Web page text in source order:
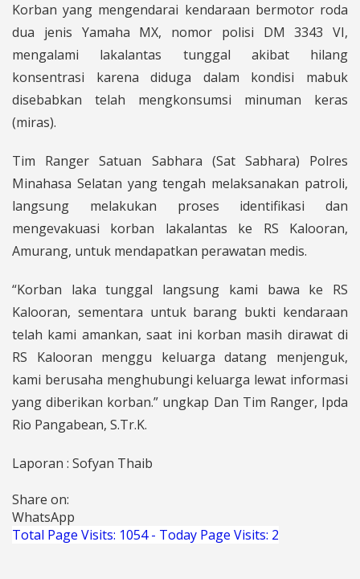
Korban yang mengendarai kendaraan bermotor roda
dua jenis Yamaha MX, nomor polisi DM 3343 VI,
mengalami lakalantas tunggal akibat hilang
konsentrasi karena diduga dalam kondisi mabuk
disebabkan telah mengkonsumsi minuman keras
(miras).
Tim Ranger Satuan Sabhara (Sat Sabhara) Polres
Minahasa Selatan yang tengah melaksanakan patroli,
langsung melakukan proses identifikasi dan
mengevakuasi korban lakalantas ke RS Kalooran,
Amurang, untuk mendapatkan perawatan medis.
“Korban laka tunggal langsung kami bawa ke RS
Kalooran, sementara untuk barang bukti kendaraan
telah kami amankan, saat ini korban masih dirawat di
RS Kalooran menggu keluarga datang menjenguk,
kami berusaha menghubungi keluarga lewat informasi
yang diberikan korban.” ungkap Dan Tim Ranger, Ipda
Rio Pangabean, S.Tr.K.
Laporan : Sofyan Thaib
Share on:
WhatsApp
Total Page Visits: 1054 - Today Page Visits: 2